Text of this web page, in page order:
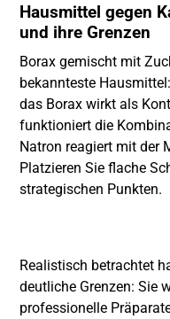
Hausmittel gegen
und ihre Grenzen
Borax gemischt mit
bekannteste
das Borax wirkt als
funktioniert die
Natron reagiert mit der
Platzieren Sie flache
strategischen Punkten.
Realistisch betrachtet
deutliche Grenzen: Sie
professionelle